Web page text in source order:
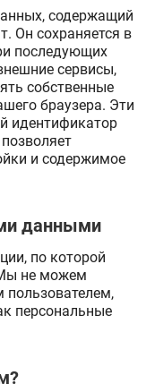
содержащий
Он сохраняется в
последующих
сервисы,
собственные
браузера. Эти
идентификатор
и содержимое
данными
по которой
не можем
пользователем,
персональные